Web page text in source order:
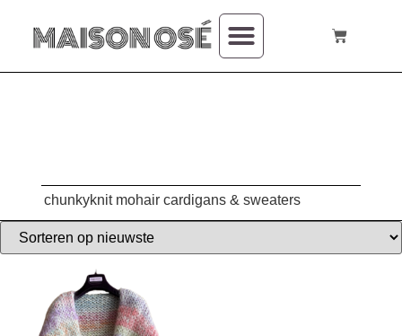
chunkyknit mohair cardigans & sweaters